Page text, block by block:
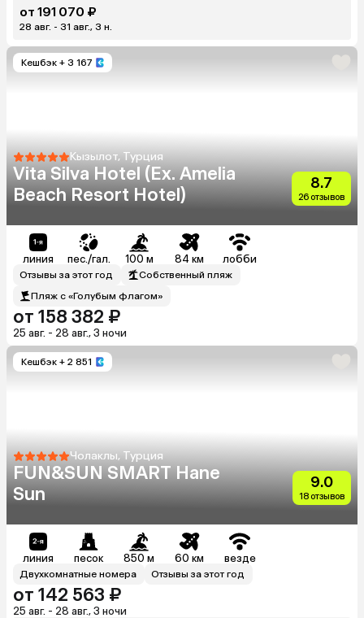
от 191 070 ₽
28 авг. - 31 авг., 3 н.
Кешбэк + 3 167
Кызылот, Турция
Vita Silva Hotel (Ex. Amelia
Beach Resort Hotel)
8.7
26 отзывов
линия пес./гал. 100 м 84 км лобби
Отзывы за этот год
Собственный пляж
Пляж с «Голубым флагом»
от 158 382 ₽
25 авг. - 28 авг., 3 ночи
Кешбэк + 2 851
Чолаклы, Турция
FUN&SUN SMART Hane
Sun
9.0
18 отзывов
линия песок 850 м 60 км везде
Двухкомнатные номера Отзывы за этот год
от 142 563 ₽
25 авг. - 28 авг., 3 ночи